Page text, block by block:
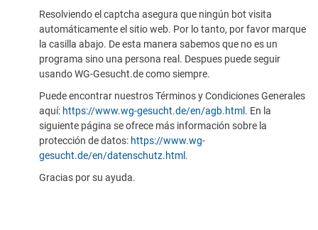
Resolviendo el captcha asegura que ningún bot visita
automáticamente el sitio web. Por lo tanto, por favor marque
la casilla abajo. De esta manera sabemos que no es un
programa sino una persona real. Despues puede seguir
usando WG-Gesucht.de como siempre.
Puede encontrar nuestros Términos y Condiciones Generales
aquí: https://www.wg-gesucht.de/en/agb.html . En la
siguiente página se ofrece más información sobre la
protección de datos: https://www.wg-
gesucht.de/en/datenschutz.html .
Gracias por su ayuda.